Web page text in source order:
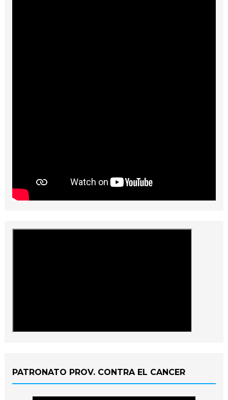
PATRONATO PROV. CONTRA EL CANCER